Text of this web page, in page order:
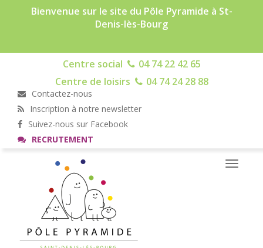
Bienvenue sur le site du Pôle Pyramide à St-
Denis-lès-Bourg
Centre social
04 74 22 42 65
Centre de loisirs
04 74 24 28 88
Contactez-nous
Inscription à notre newsletter
Suivez-nous sur Facebook
RECRUTEMENT
Toggle